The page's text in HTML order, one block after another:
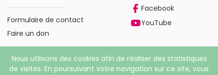
Formulaire de contact
Faire un don
Facebook
YouTube
Nous utilisons des cookies afin de réaliser des statistiques
de visites. En poursuivant votre navigation sur ce site, vous